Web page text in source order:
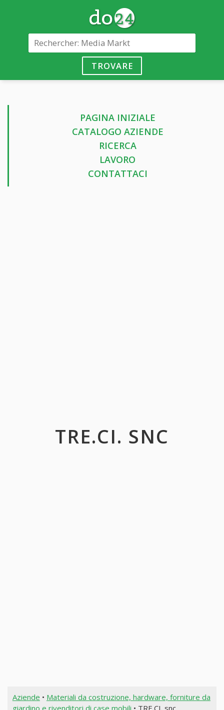
TROVARE
PAGINA INIZIALE
CATALOGO AZIENDE
RICERCA
LAVORO
CONTATTACI
TRE.CI. SNC
Aziende • Materiali da costruzione, hardware, forniture da
giardino e rivenditori di case mobili • TRE.CI. snc